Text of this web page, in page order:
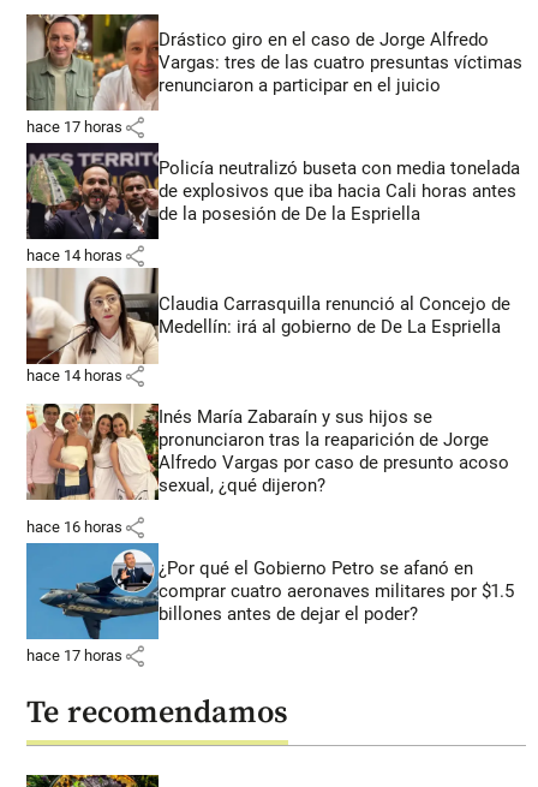
Drástico giro en el caso de Jorge Alfredo
Vargas: tres de las cuatro presuntas víctimas
renunciaron a participar en el juicio
hace 17 horas share
Policía neutralizó buseta con media tonelada
de explosivos que iba hacia Cali horas antes
de la posesión de De la Espriella
hace 14 horas share
Claudia Carrasquilla renunció al Concejo de
Medellín: irá al gobierno de De La Espriella
hace 14 horas share
Inés María Zabaraín y sus hijos se
pronunciaron tras la reaparición de Jorge
Alfredo Vargas por caso de presunto acoso
sexual, ¿qué dijeron?
hace 16 horas share
¿Por qué el Gobierno Petro se afanó en
comprar cuatro aeronaves militares por $1.5
billones antes de dejar el poder?
hace 17 horas share
Te recomendamos